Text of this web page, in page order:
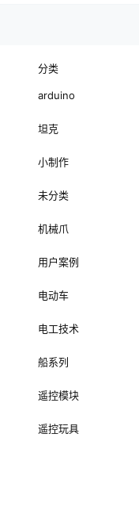
分类
arduino
坦克
小制作
未分类
机械爪
用户案例
电动车
电工技术
船系列
遥控模块
遥控玩具